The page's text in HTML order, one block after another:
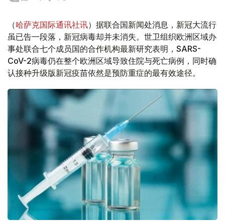
（哈萨克国际通讯社讯）据联合国新闻处消息，新冠大流行
虽已告一段落，新冠病毒却并未消失。世卫组织欧洲区域办
事处联合七个成员国的合作机构最新研究表明，SARS-
CoV-2病毒仍在整个欧洲区域导致住院与死亡病例，同时确
认接种升级版新冠疫苗依然是预防重症的最有效途径。